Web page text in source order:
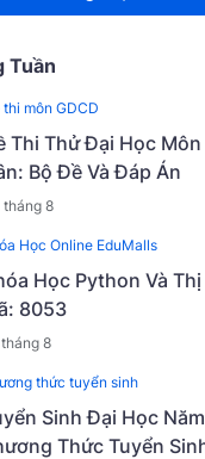
Tuần
môn GDCD
Thi Thử Đại Học
Bộ Đề Và Đáp Án
8
Học Online EduMalls
Học Python Và Thị
8053
8
thức tuyển sinh
Sinh Đại Học
Thức Tuyển